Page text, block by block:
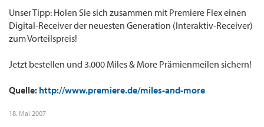
Unser Tipp: Holen Sie sich zusammen mit Premiere Flex einen
Digital-Receiver der neuesten Generation (Interaktiv-Receiver)
zum Vorteilspreis!
Jetzt bestellen und 3.000 Miles & More Prämienmeilen sichern!
Quelle: http://www.premiere.de/miles-and-more
18. Mai 2007